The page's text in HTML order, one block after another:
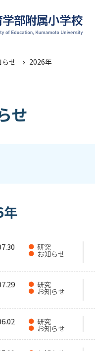
らせ 2026年
せ
研究
お知らせ
研究
お知らせ
研究
お知らせ